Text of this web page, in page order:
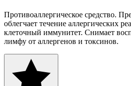
Противоаллергическое средство.
облегчает течение аллергических
клеточный иммунитет. Снимает
лимфу от аллергенов и токсинов.